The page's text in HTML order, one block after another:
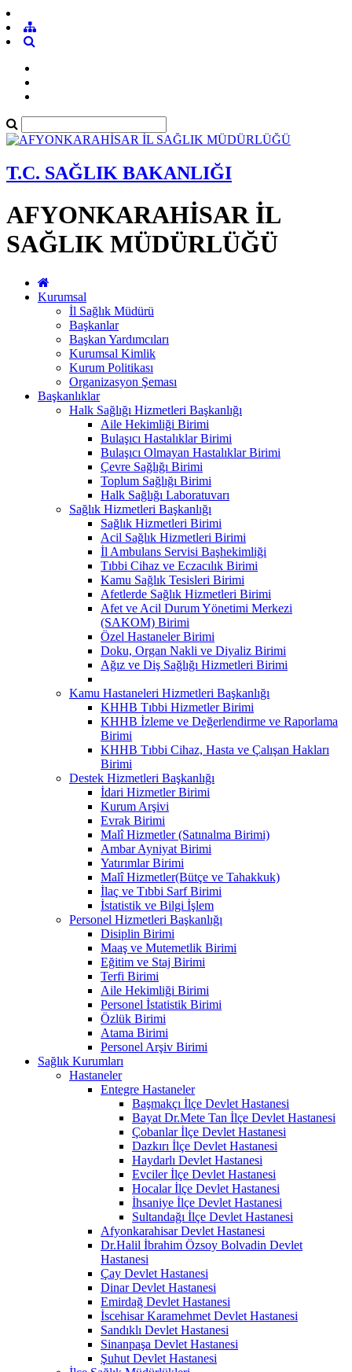
T.C. SAĞLIK BAKANLIĞI
AFYONKARAHİSAR İL
SAĞLIK MÜDÜRLÜĞÜ
Kurumsal
İl Sağlık Müdürü
Başkanlar
Başkan Yardımcıları
Kurumsal Kimlik
Kurum Politikası
Organizasyon Şeması
Başkanlıklar
Halk Sağlığı Hizmetleri Başkanlığı
Aile Hekimliği Birimi
Bulaşıcı Hastalıklar Birimi
Bulaşıcı Olmayan Hastalıklar Birimi
Çevre Sağlığı Birimi
Toplum Sağlığı Birimi
Halk Sağlığı Laboratuvarı
Sağlık Hizmetleri Başkanlığı
Sağlık Hizmetleri Birimi
Acil Sağlık Hizmetleri Birimi
İl Ambulans Servisi Başhekimliği
Tıbbi Cihaz ve Eczacılık Birimi
Kamu Sağlık Tesisleri Birimi
Afetlerde Sağlık Hizmetleri Birimi
Afet ve Acil Durum Yönetimi Merkezi
(SAKOM) Birimi
Özel Hastaneler Birimi
Doku, Organ Nakli ve Diyaliz Birimi
Ağız ve Diş Sağlığı Hizmetleri Birimi
Kamu Hastaneleri Hizmetleri Başkanlığı
KHHB Tıbbi Hizmetler Birimi
KHHB İzleme ve Değerlendirme ve Raporlama
Birimi
KHHB Tıbbi Cihaz, Hasta ve Çalışan Hakları
Birimi
Destek Hizmetleri Başkanlığı
İdari Hizmetler Birimi
Kurum Arşivi
Evrak Birimi
Malî Hizmetler (Satınalma Birimi)
Ambar Ayniyat Birimi
Yatırımlar Birimi
Malî Hizmetler(Bütçe ve Tahakkuk)
İlaç ve Tıbbi Sarf Birimi
İstatistik ve Bilgi İşlem
Personel Hizmetleri Başkanlığı
Disiplin Birimi
Maaş ve Mutemetlik Birimi
Eğitim ve Staj Birimi
Terfi Birimi
Aile Hekimliği Birimi
Personel İstatistik Birimi
Özlük Birimi
Atama Birimi
Personel Arşiv Birimi
Sağlık Kurumları
Hastaneler
Entegre Hastaneler
Başmakçı İlçe Devlet Hastanesi
Bayat Dr.Mete Tan İlçe Devlet Hastanesi
Çobanlar İlçe Devlet Hastanesi
Dazkırı İlçe Devlet Hastanesi
Haydarlı Devlet Hastanesi
Evciler İlçe Devlet Hastanesi
Hocalar İlçe Devlet Hastanesi
İhsaniye İlçe Devlet Hastanesi
Sultandağı İlçe Devlet Hastanesi
Afyonkarahisar Devlet Hastanesi
Dr.Halil İbrahim Özsoy Bolvadin Devlet
Hastanesi
Çay Devlet Hastanesi
Dinar Devlet Hastanesi
Emirdağ Devlet Hastanesi
İscehisar Karamehmet Devlet Hastanesi
Sandıklı Devlet Hastanesi
Sinanpaşa Devlet Hastanesi
Şuhut Devlet Hastanesi